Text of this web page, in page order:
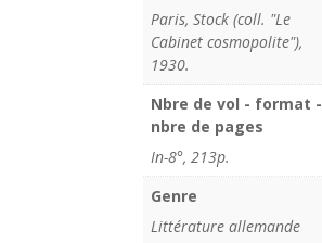
Paris, Stock (coll. "Le
Cabinet cosmopolite"),
1930.
Nbre de vol - format -
nbre de pages
In-8°, 213p.
Genre
Littérature allemande